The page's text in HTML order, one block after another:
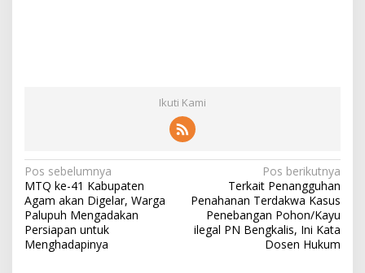
Ikuti Kami
N
a
v
i
Pos sebelumnya
MTQ ke-41 Kabupaten
Agam akan Digelar, Warga
Palupuh Mengadakan
Persiapan untuk
Menghadapinya
Pos berikutnya
Terkait Penangguhan
Penahanan Terdakwa Kasus
Penebangan Pohon/Kayu
ilegal PN Bengkalis, Ini Kata
Dosen Hukum